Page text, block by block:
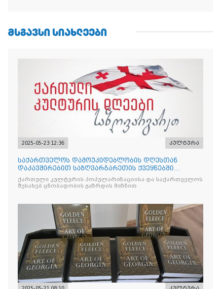
ᲛᲡᲒᲐᲕᲡᲘ ᲡᲘᲐᲮᲚᲔᲔᲑᲘ
2025-05-23 12:36 კულტურა
საქართველოს დამოუკიდებლობის დღესთან
დაკავშირებით საზღვარგარეთის ქვეყნებში
ქართული კულტურის დღეები აღ
ქართული კულტურის პოპულარიზაციისა და საქართველოს
შესახებ ცნობადობის გაზრდის მიზნით